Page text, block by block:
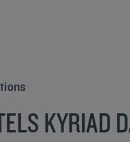
KYRIAD